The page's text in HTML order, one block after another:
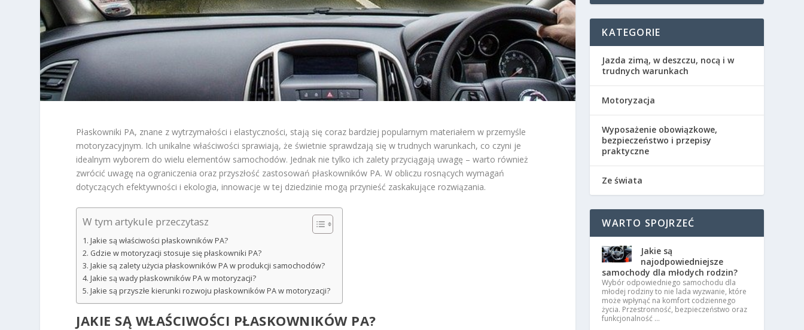
Płaskowniki PA, znane z wytrzymałości i elastyczności, stają się coraz bardziej popularnym materiałem w przemyśle
motoryzacyjnym. Ich unikalne właściwości sprawiają, że świetnie sprawdzają się w trudnych warunkach, co czyni je
idealnym wyborem do wielu elementów samochodów. Jednak nie tylko ich zalety przyciągają uwagę – warto również
zwrócić uwagę na ograniczenia oraz przyszłość zastosowań płaskowników PA. W obliczu rosnących wymagań
dotyczących efektywności i ekologia, innowacje w tej dziedzinie mogą przynieść zaskakujące rozwiązania.
W tym artykule przeczytasz
Jakie są właściwości płaskowników PA?
Gdzie w motoryzacji stosuje się płaskowniki PA?
Jakie są zalety użycia płaskowników PA w produkcji samochodów?
Jakie są wady płaskowników PA w motoryzacji?
Jakie są przyszłe kierunki rozwoju płaskowników PA w motoryzacji?
JAKIE SĄ WŁAŚCIWOŚCI PŁASKOWNIKÓW PA?
KATEGORIE
Jazda zimą, w deszczu, nocą i w
trudnych warunkach
Motoryzacja
Wyposażenie obowiązkowe,
bezpieczeństwo i przepisy
praktyczne
Ze świata
WARTO SPOJRZEĆ
Jakie są
najodpowiedniejsze
samochody dla młodych rodzin?
Wybór odpowiedniego samochodu dla
młodej rodziny to nie lada wyzwanie, które
może wpłynąć na komfort codziennego
życia. Przestronność, bezpieczeństwo oraz
funkcjonalność …